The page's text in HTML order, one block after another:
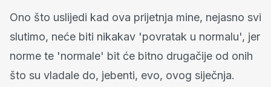
Ono što uslijedi kad ova prijetnja mine, nejasno svi
slutimo, neće biti nikakav 'povratak u normalu', jer
norme te 'normale' bit će bitno drugačije od onih
što su vladale do, jebenti, evo, ovog siječnja.